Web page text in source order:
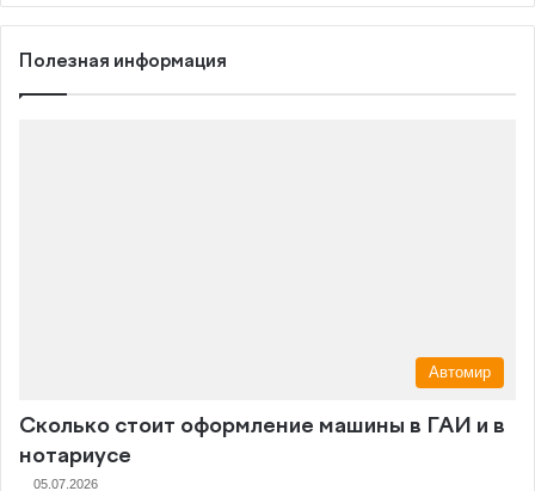
Полезная информация
Автомир
Сколько стоит оформление машины в ГАИ и в
нотариусе
05.07.2026